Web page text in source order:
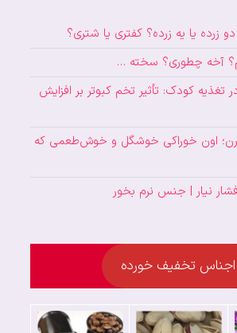
زرده یا یه زرده؟ کفتری یا شتری؟
آخه چطوری؟ سخته …
تغذیه کودک: تأثیر تخم کبوتر بر افزایش
اون خوراکی خوشگل و خوش‌طعمی که
نیار | جنس نرم بخور
اجناس تخفیف خورده